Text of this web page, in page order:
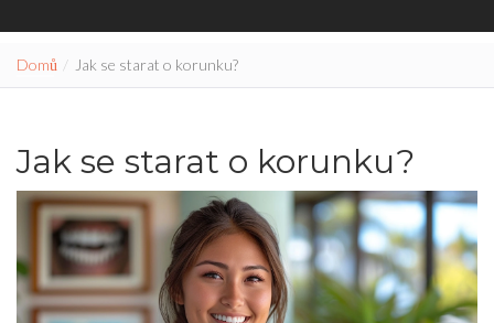
Domů Jak se starat o korunku?
Jak se starat o korunku?